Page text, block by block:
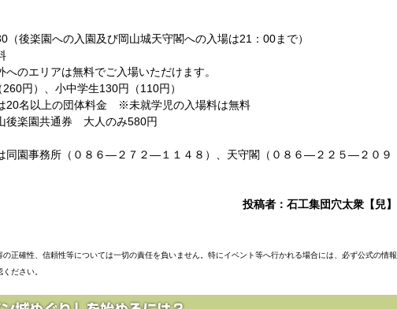
（後楽園への入園及び岡山城天守閣への入場は21：00まで）
のエリアは無料でご入場いただけます。
円）、小中学生130円（110円）
20名以上の団体料金 ※未就学児の入場料は無料
後楽園共通券 大人のみ580円
同園事務所（０８６―２７２―１１４８）、天守閣（０８６―２２５―２０９
投稿者：石工集団穴太衆【兒】
正確性、信頼性等については一切の責任を負いません。特にイベント等へ行かれる場合には、必ず公式の情報
ださい。